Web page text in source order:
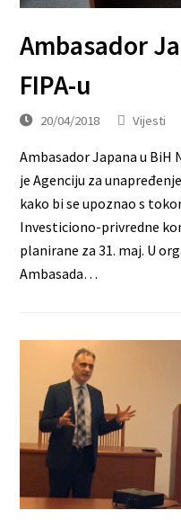
Ambasador
FIPA-u
20/04/2018 Vijesti
Ambasador Japana u BiH
je Agenciju za
kako bi se upoznao s
Investiciono-privredne
planirane za 31. maj. U
Ambasada…